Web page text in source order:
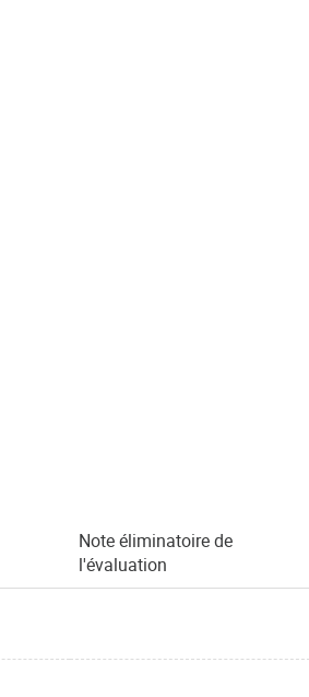
Note éliminatoire de
l'évaluation